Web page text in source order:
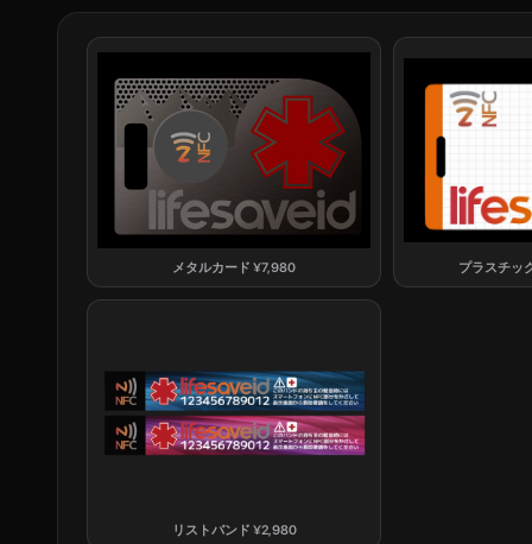
メタルカード ¥7,980 プラスチッ
リストバンド ¥2,980